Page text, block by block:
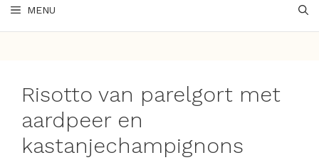
MENU
Risotto van parelgort met
aardpeer en
kastanjechampignons